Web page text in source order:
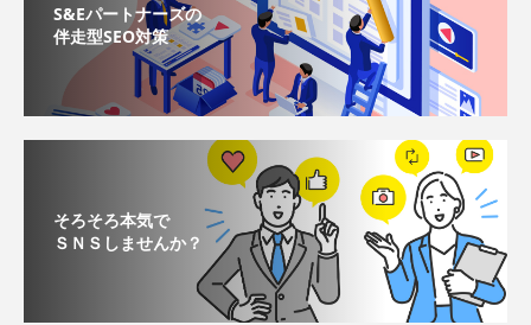
S&Eパートナーズの
伴走型SEO対策
そろそろ本気で
ＳＮＳしませんか？